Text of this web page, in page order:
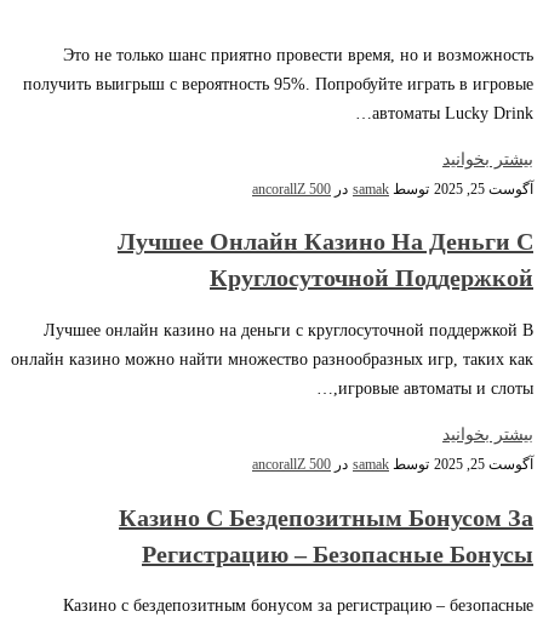
Это не только шанс приятно провести время, но и возможность
получить выигрыш с вероятность 95%. Попробуйте играть в игровые
автоматы Lucky Drink…
بیشتر بخوانید
آگوست 25, 2025 توسط samak در ancorallZ 500
Лучшее Онлайн Казино На Деньги С
Круглосуточной Поддержкой
Лучшее онлайн казино на деньги с круглосуточной поддержкой В
онлайн казино можно найти множество разнообразных игр, таких как
игровые автоматы и слоты,…
بیشتر بخوانید
آگوست 25, 2025 توسط samak در ancorallZ 500
Казино С Бездепозитным Бонусом За
Регистрацию – Безопасные Бонусы
Казино с бездепозитным бонусом за регистрацию – безопасные